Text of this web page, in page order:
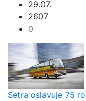
29.07.
2607
0
Setra oslavuje 75